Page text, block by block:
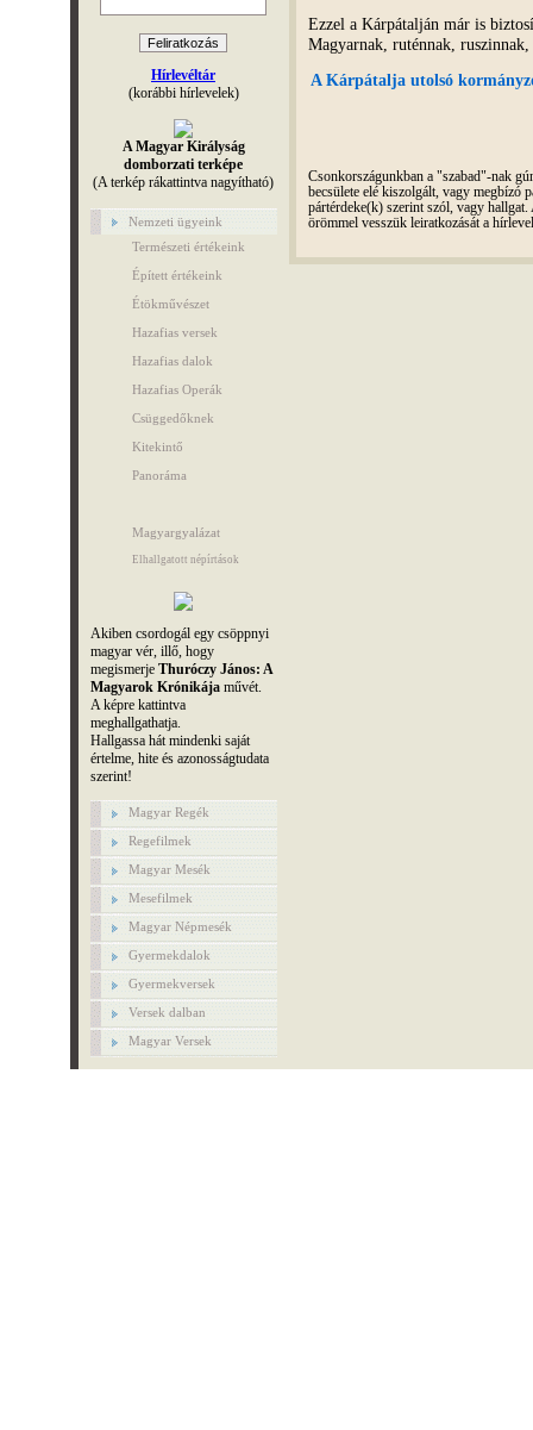
Hírlevéltár
(korábbi hírlevelek)
A Magyar Királyság
domborzati terképe
(A terkép rákattintva nagyítható)
Nemzeti ügyeink
Természeti értékeink
Épített értékeink
Étökművészet
Hazafias versek
Hazafias dalok
Hazafias Operák
Csüggedőknek
Kitekintő
Panoráma
Magyargyalázat
Elhallgatott népírtások
Akiben csordogál egy csöppnyi
magyar vér, illő, hogy
megismerje Thuróczy János: A
Magyarok Krónikájaművét.
A képre kattintva
meghallgathatja.
Hallgassa hát mindenki saját
értelme, hite és azonosságtudata
szerint!
Magyar Regék
Regefilmek
Magyar Mesék
Mesefilmek
Magyar Népmesék
Gyermekdalok
Gyermekversek
Versek dalban
Magyar Versek
Ezzel a Kárpátalján már is
Magyarnak, ruténnak,
A Kárpátalja utolsó
Csonkországunkban a "szabad"-nak
becsülete elé kiszolgált, vagy megbízó
pártérdeke(k) szerint szól, vagy
örömmel vesszük leiratkozását a